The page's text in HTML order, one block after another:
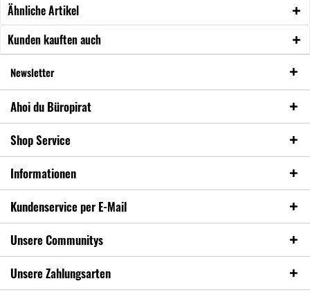
Ähnliche Artikel
Kunden kauften auch
Newsletter
Ahoi du Büropirat
Shop Service
Informationen
Kundenservice per E-Mail
Unsere Communitys
Unsere Zahlungsarten